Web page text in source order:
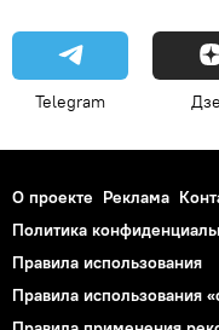
Telegram
О проекте Реклама
Политика
Правила использования
Правила использования